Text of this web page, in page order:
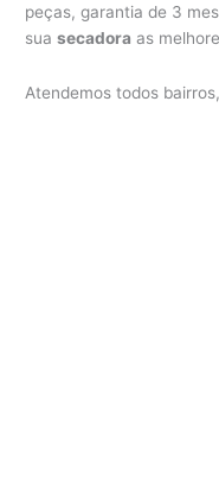
peças, garantia de 3
suasecadora as
Atendemos todos